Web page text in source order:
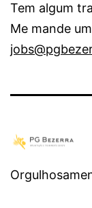
Tem algum
Me mande